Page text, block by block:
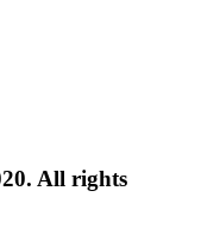
All rights